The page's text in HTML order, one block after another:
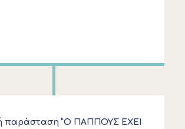
παράσταση “Ο ΠΑΠΠΟΥΣ ΕΧΕΙ